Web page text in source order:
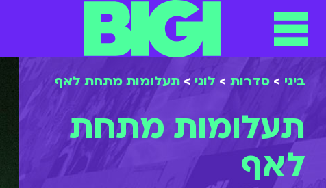
ביגי > סדרות > לוגי > תעלומות מתחת לאף
תעלומות מתחת
לאף